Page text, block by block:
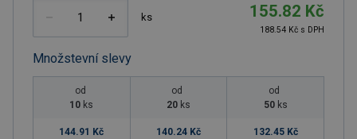
ks 155.82 Kč
188.54 Kč s DPH
Množstevní slevy
od
10 ks
144.91 Kč
od
20 ks
140.24 Kč
od
50 ks
132.45 Kč